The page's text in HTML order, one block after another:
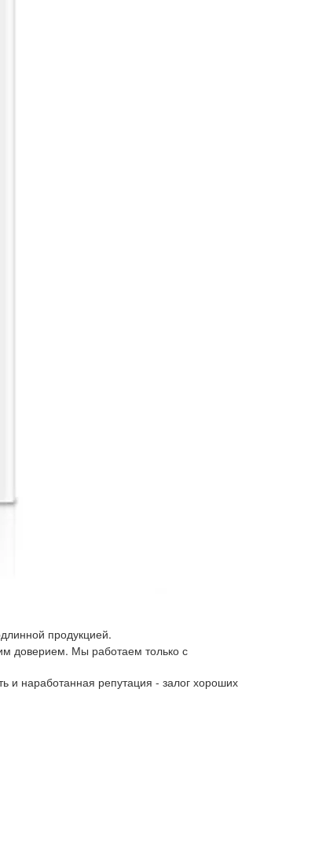
продукцией.
доверием. Мы работаем только с
и наработанная репутация - залог хороших